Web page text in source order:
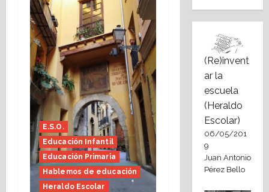
E.S.O.
Educación Infantil
Educación Primaria
Hablemos de educación
Heraldo Escolar
(Re)invent
ar la
escuela
(Heraldo
Escolar)
06/05/201
9
Juan Antonio
Pérez Bello